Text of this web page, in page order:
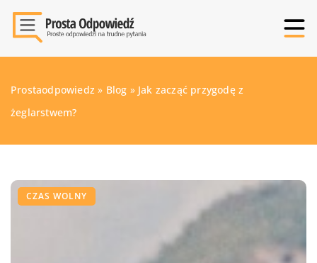
Prostaodpowiedz » Blog » Jak zacząć przygodę z
żeglarstwem?
CZAS WOLNY